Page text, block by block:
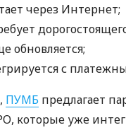
через Интернет;
обновляется;
с
ПУМБ предлагает
которые уже